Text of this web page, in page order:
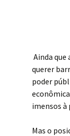
Ainda
querer
poder
imensos à
Mas o